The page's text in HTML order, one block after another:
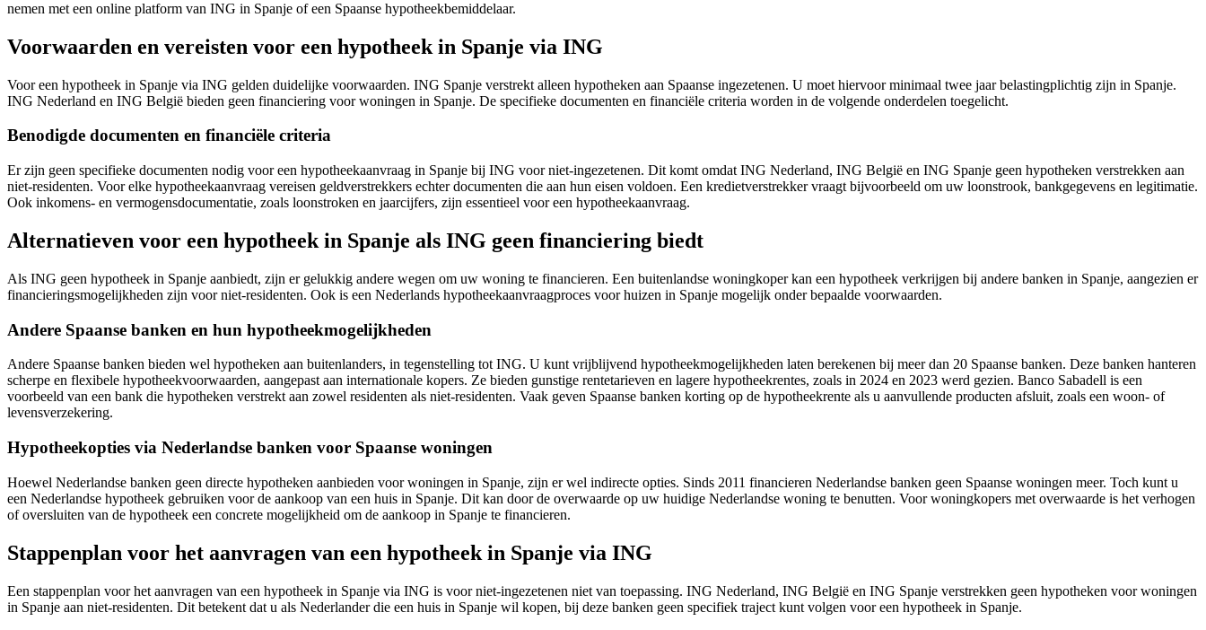
nemen met een online platform van ING in Spanje of een Spaanse hypotheekbemiddelaar.
Voorwaarden en vereisten voor een hypotheek in Spanje via ING
Voor een hypotheek in Spanje via ING gelden duidelijke voorwaarden. ING Spanje verstrekt alleen hypotheken aan Spaanse ingezetenen. U moet hiervoor minimaal twee jaar belastingplichtig zijn in Spanje.
ING Nederland en ING België bieden geen financiering voor woningen in Spanje. De specifieke documenten en financiële criteria worden in de volgende onderdelen toegelicht.
Benodigde documenten en financiële criteria
Er zijn geen specifieke documenten nodig voor een hypotheekaanvraag in Spanje bij ING voor niet-ingezetenen. Dit komt omdat ING Nederland, ING België en ING Spanje geen hypotheken verstrekken aan
niet-residenten. Voor elke hypotheekaanvraag vereisen geldverstrekkers echter documenten die aan hun eisen voldoen. Een kredietverstrekker vraagt bijvoorbeeld om uw loonstrook, bankgegevens en legitimatie.
Ook inkomens- en vermogensdocumentatie, zoals loonstroken en jaarcijfers, zijn essentieel voor een hypotheekaanvraag.
Alternatieven voor een hypotheek in Spanje als ING geen financiering biedt
Als ING geen hypotheek in Spanje aanbiedt, zijn er gelukkig andere wegen om uw woning te financieren. Een buitenlandse woningkoper kan een hypotheek verkrijgen bij andere banken in Spanje, aangezien er
financieringsmogelijkheden zijn voor niet-residenten. Ook is een Nederlands hypotheekaanvraagproces voor huizen in Spanje mogelijk onder bepaalde voorwaarden.
Andere Spaanse banken en hun hypotheekmogelijkheden
Andere Spaanse banken bieden wel hypotheken aan buitenlanders, in tegenstelling tot ING. U kunt vrijblijvend hypotheekmogelijkheden laten berekenen bij meer dan 20 Spaanse banken. Deze banken hanteren
scherpe en flexibele hypotheekvoorwaarden, aangepast aan internationale kopers. Ze bieden gunstige rentetarieven en lagere hypotheekrentes, zoals in 2024 en 2023 werd gezien. Banco Sabadell is een
voorbeeld van een bank die hypotheken verstrekt aan zowel residenten als niet-residenten. Vaak geven Spaanse banken korting op de hypotheekrente als u aanvullende producten afsluit, zoals een woon- of
levensverzekering.
Hypotheekopties via Nederlandse banken voor Spaanse woningen
Hoewel Nederlandse banken geen directe hypotheken aanbieden voor woningen in Spanje, zijn er wel indirecte opties. Sinds 2011 financieren Nederlandse banken geen Spaanse woningen meer. Toch kunt u
een Nederlandse hypotheek gebruiken voor de aankoop van een huis in Spanje. Dit kan door de overwaarde op uw huidige Nederlandse woning te benutten. Voor woningkopers met overwaarde is het verhogen
of oversluiten van de hypotheek een concrete mogelijkheid om de aankoop in Spanje te financieren.
Stappenplan voor het aanvragen van een hypotheek in Spanje via ING
Een stappenplan voor het aanvragen van een hypotheek in Spanje via ING is voor niet-ingezetenen niet van toepassing. ING Nederland, ING België en ING Spanje verstrekken geen hypotheken voor woningen
in Spanje aan niet-residenten. Dit betekent dat u als Nederlander die een huis in Spanje wil kopen, bij deze banken geen specifiek traject kunt volgen voor een hypotheek in Spanje.